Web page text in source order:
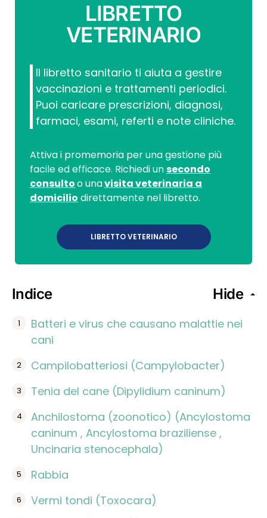
LIBRETTO
VETERINARIO
Il libretto sanitario ti aiuta a gestire
vaccinazioni e trattamenti periodici.
Puoi caricare prescrizioni, diagnosi,
farmaci, esami, referti e note cliniche.
Attiva i promemoria per una gestione più
facile ed efficace. Richiedi unsecondo
consultoo unavisita veterinaria a
domicilio direttamente nel libretto.
LIBRETTO VETERINARIO
Indice Hide
Batteri e virus che causano malattie nei
cani
Campilobatteriosi (Campylobacter)
Tenia del cane (Dipylidium caninum)
Anchilostoma (zoonotico) (Ancylostoma
caninum , Ancylostoma braziliense ,
Uncinaria stenocephala)
Rabbia
Vermi tondi (Toxocara)